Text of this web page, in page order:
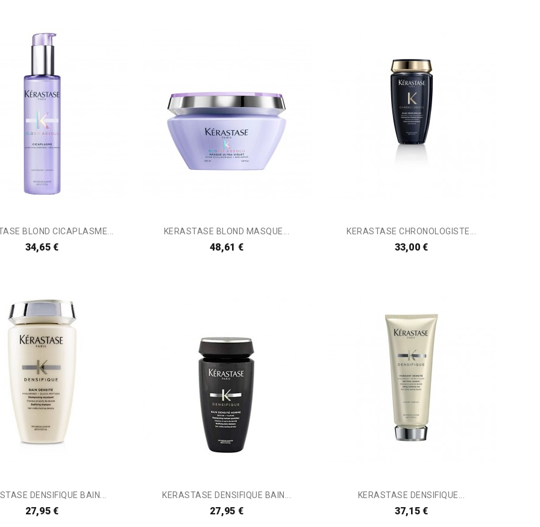
BLOND CICAPLASME...
34,65 €
KERASTASE BLOND MASQUE...
48,61 €
KERASTASE CHRONOLOGISTE...
33,00 €
DENSIFIQUE BAIN...
27,95 €
KERASTASE DENSIFIQUE BAIN...
27,95 €
KERASTASE DENSIFIQUE...
37,15 €